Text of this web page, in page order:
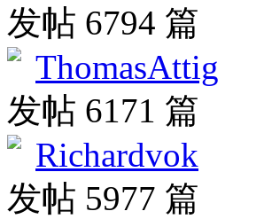
发帖 6794 篇
ThomasAttig
发帖 6171 篇
Richardvok
发帖 5977 篇